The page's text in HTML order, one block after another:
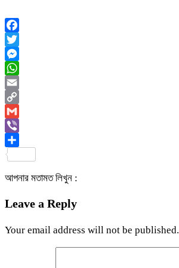
Facebook
Twitter
Messenger
WhatsApp
Email
Copy
Link
Gmail
Viber
আপনার মতামত লিখুন :
Leave a Reply
Your email address will not be published.